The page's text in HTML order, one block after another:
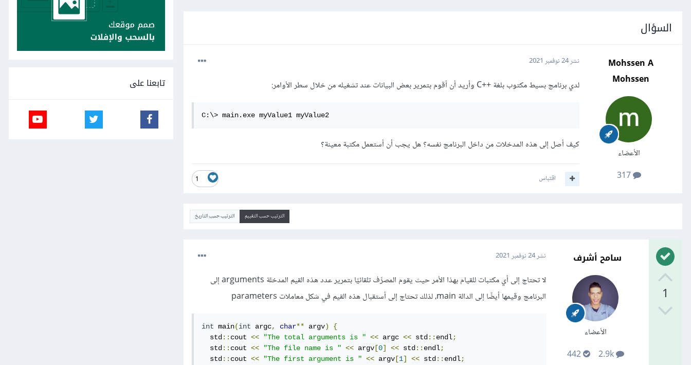
السؤال
Mohssen A
Mohssen
الأعضاء
317
نشر24 نوفمبر 2021
لدي برنامج بسيط مكتوب بلغة ++C وأريد أن أقوم بتمرير بعض البيانات عند تشغيله من خلال سطر الأوامر:
C:\> main.exe myValue1 myValue2
كيف أصل إلى هذه المدخلات من داخل البرنامج نفسه؟ هل يجب أن أستعمل مكتبة معينة؟
1 اقتباس
الترتيب حسب التقييم الترتيب حسب التاريخ
1
سامح أشرف
الأعضاء
2.9k
442
نشر24 نوفمبر 2021
لا تحتاج إلى أي مكتبات للقيام بهذا الأمر حيث يقوم المصرِّف تلقائيًا بتمرير عدد هذه القيم المدخلة arguments إلى
البرنامج وقيمها أيضًا إلى الدالة main، لذلك تحتاج إلى أستقبال هذه القيم في شكل معاملات parameters
int main(int argc, char** argv)
{
  std
:: cout << "The total arguments is " << argc << std :: endl;
  std
:: cout << "The file name is " << argv [0] << std :: endl;
  std
:: cout << "The first argument is " << argv [1] << std :: endl;
تابعنا على